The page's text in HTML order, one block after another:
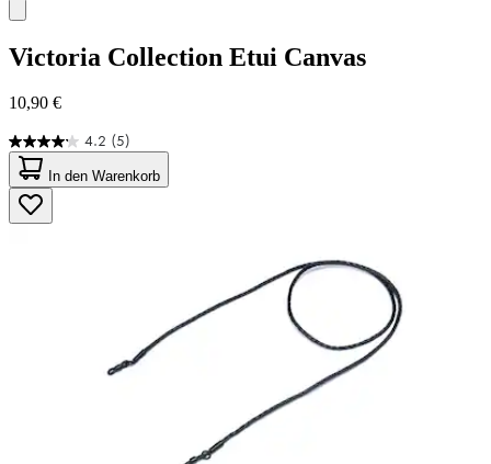
Victoria Collection Etui Canvas
10,90 €
4.2 (5)
4.2
von
5
Sternen.
5
In den Warenkorb